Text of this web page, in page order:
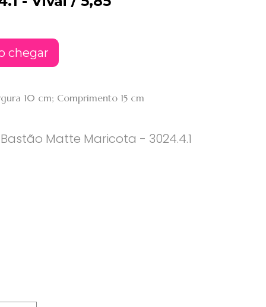
chegar
10 cm; Comprimento 15 cm
Matte Maricota - 3024.4.1